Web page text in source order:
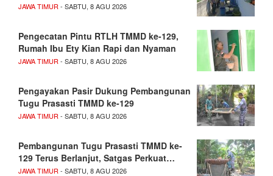
JAWA TIMUR - SABTU, 8 AGU 2026
Pengecatan Pintu RTLH TMMD ke-129,
Rumah Ibu Ety Kian Rapi dan Nyaman
JAWA TIMUR - SABTU, 8 AGU 2026
Pengayakan Pasir Dukung Pembangunan
Tugu Prasasti TMMD ke-129
JAWA TIMUR - SABTU, 8 AGU 2026
Pembangunan Tugu Prasasti TMMD ke-
129 Terus Berlanjut, Satgas Perkuat…
JAWA TIMUR - SABTU, 8 AGU 2026